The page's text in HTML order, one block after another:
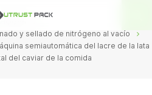
HOGAR
y sellado de nitrógeno al vacío
semiautomática del lacre de la lata
del caviar de la comida